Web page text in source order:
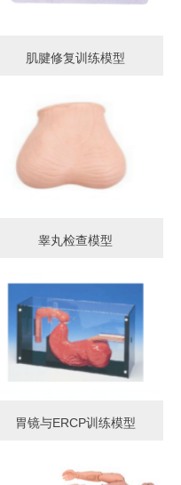
肌腱修复训练模型
睾丸检查模型
胃镜与ERCP训练模型